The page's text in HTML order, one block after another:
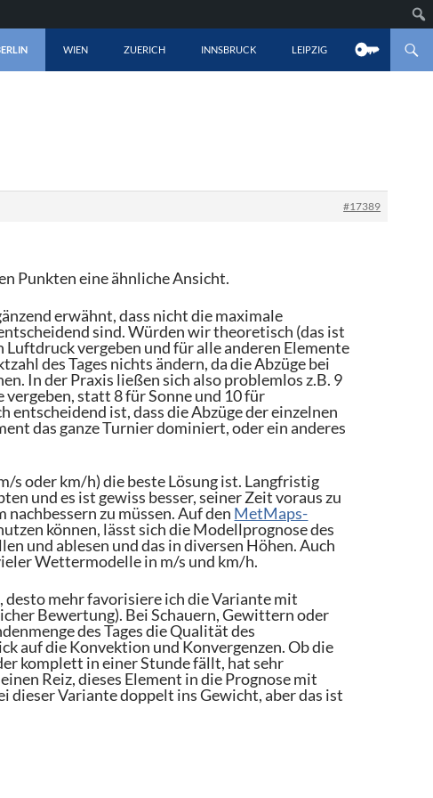
WIEN ZUERICH INNSBRUCK LEIPZIG
#17389
Punkten eine ähnliche Ansicht.
erwähnt, dass nicht die maximale
sind. Würden wir theoretisch (das ist
vergeben und für alle anderen Elemente
des Tages nichts ändern, da die Abzüge bei
In der Praxis ließen sich also problemlos z.B. 9
statt 8 für Sonne und 10 für
ist, dass die Abzüge der einzelnen
das ganze Turnier dominiert, oder ein anderes
s oder km/h) die beste Lösung ist. Langfristig
und es ist gewiss besser, seiner Zeit voraus zu
zu müssen. Auf den MetMaps-
können, lässt sich die Modellprognose des
und ablesen und das in diversen Höhen. Auch
Wettermodelle in m/s und km/h.
desto mehr favorisiere ich die Variante mit
Bewertung). Bei Schauern, Gewittern oder
des Tages die Qualität des
auf die Konvektion und Konvergenzen. Ob die
komplett in einer Stunde fällt, hat sehr
Reiz, dieses Element in die Prognose mit
dieser Variante doppelt ins Gewicht, aber das ist